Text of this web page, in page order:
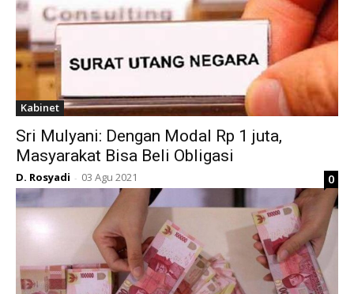
Kabinet
Sri Mulyani: Dengan Modal Rp 1 juta,
Masyarakat Bisa Beli Obligasi
D. Rosyadi - 03 Agu 2021 0